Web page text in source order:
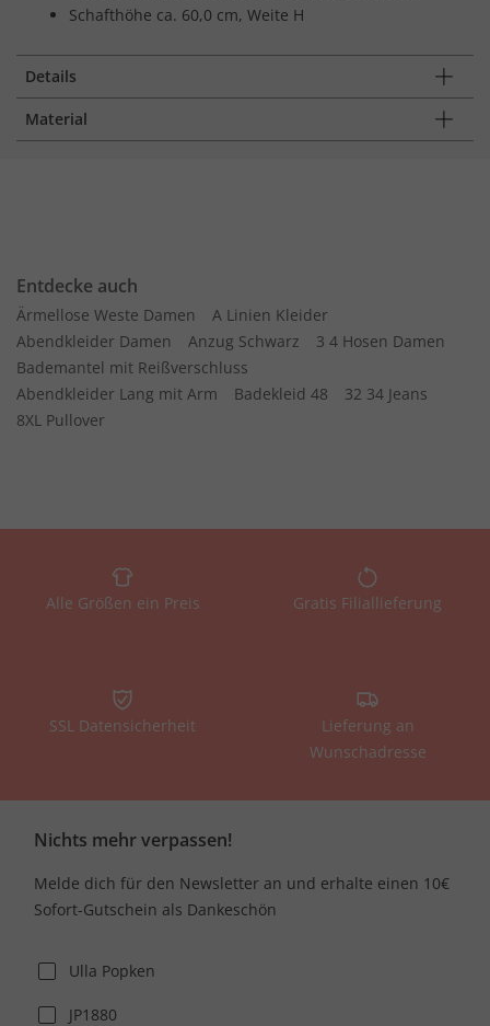
Schafthöhe ca. 60,0 cm, Weite H
Details
Material
Entdecke auch
Ärmellose Weste Damen
A Linien Kleider
Abendkleider Damen
Anzug Schwarz
3 4 Hosen Damen
Bademantel mit Reißverschluss
Abendkleider Lang mit Arm
Badekleid 48
32 34 Jeans
8XL Pullover
Alle Größen ein Preis Gratis Filiallieferung
SSL Datensicherheit
Lieferung an
Wunschadresse
Nichts mehr verpassen!
Melde dich für den Newsletter an und erhalte einen 10€
Sofort-Gutschein als Dankeschön
Ulla Popken
JP1880